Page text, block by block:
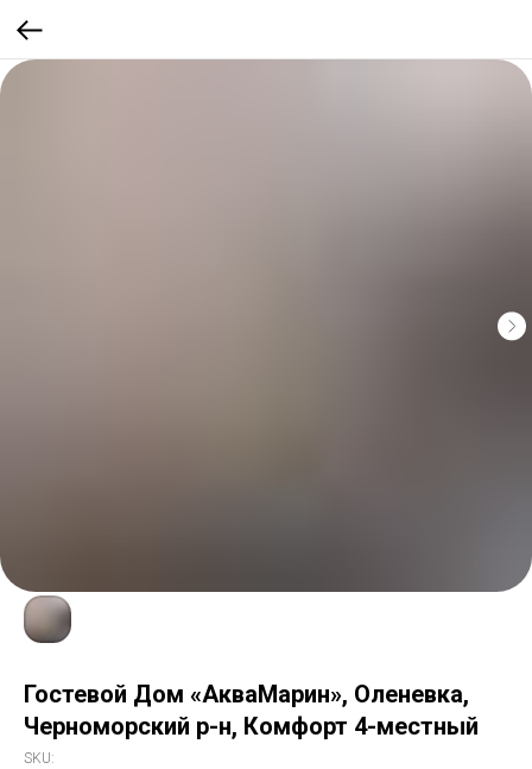
Гостевой Дом «АкваМарин», Оленевка,
Черноморский р-н, Комфорт 4-местный
SKU: